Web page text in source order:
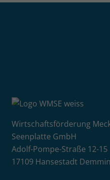
Wirtschaftsförderung
Seenplatte GmbH
Adolf-Pompe-Straße 12-15
17109 Hansestadt Demmin